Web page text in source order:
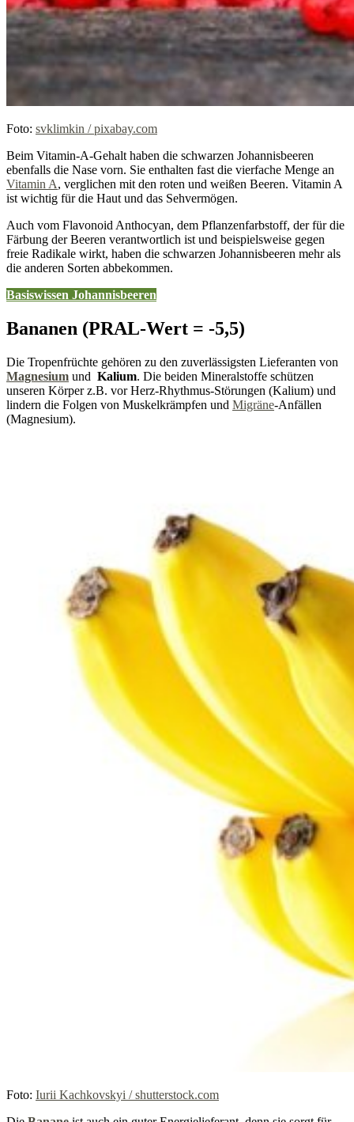
Foto: svklimkin / pixabay.com
Beim Vitamin-A-Gehalt haben die schwarzen Johannisbeeren
ebenfalls die Nase vorn. Sie enthalten fast die vierfache Menge an
Vitamin A, verglichen mit den roten und weißen Beeren. Vitamin A
ist wichtig für die Haut und das Sehvermögen.
Auch vom Flavonoid Anthocyan, dem Pflanzenfarbstoff, der für die
Färbung der Beeren verantwortlich ist und beispielsweise gegen
freie Radikale wirkt, haben die schwarzen Johannisbeeren mehr als
die anderen Sorten abbekommen.
Basiswissen Johannisbeeren
Bananen (PRAL-Wert = -5,5)
Die Tropenfrüchte gehören zu den zuverlässigsten Lieferanten von
Magnesium und Kalium. Die beiden Mineralstoffe schützen
unseren Körper z.B. vor Herz-Rhythmus-Störungen (Kalium) und
lindern die Folgen von Muskelkrämpfen und Migräne-Anfällen
(Magnesium).
Foto: Iurii Kachkovskyi / shutterstock.com